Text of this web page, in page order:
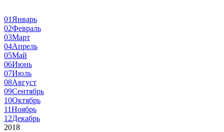
01 Январь
02Февраль
03Март
04Апрель
05Май
06Июнь
07Июль
08Август
09Сентябрь
10Октябрь
11Ноябрь
12Декабрь
2018